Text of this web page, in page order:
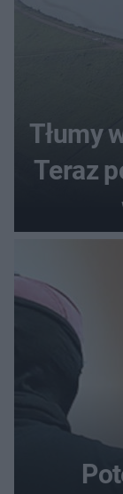
Tłumy
Teraz